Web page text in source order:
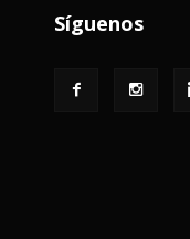
Síguenos